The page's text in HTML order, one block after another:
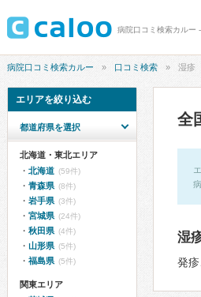
病院口コミ検索カルー
病院口コミ検索カルー 口コミ検索 湿疹
全
湿
発
エリアを絞り込む
都道府県を選択
北海道・東北エリア
北海道 (59件)
青森県 (8件)
岩手県 (3件)
宮城県 (24件)
秋田県 (4件)
山形県 (5件)
福島県 (5件)
関東エリア